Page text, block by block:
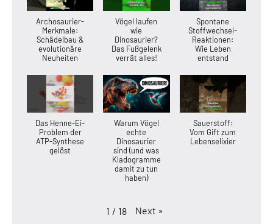
Archosaurier-
Merkmale:
Schädelbau &
evolutionäre
Neuheiten
Vögel laufen
wie
Dinosaurier?
Das Fußgelenk
verrät alles!
Spontane
Stoffwechsel-
Reaktionen:
Wie Leben
entstand
Das Henne-Ei-
Problem der
ATP-Synthese
gelöst
Warum Vögel
echte
Dinosaurier
sind (und was
Kladogramme
damit zu tun
haben)
Sauerstoff:
Vom Gift zum
Lebenselixier
1 / 18 Next »